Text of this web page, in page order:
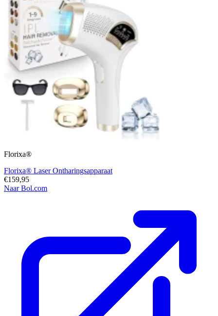
Florixa®
Florixa® Laser Ontharingsapparaat
€159,95
Naar Bol.com